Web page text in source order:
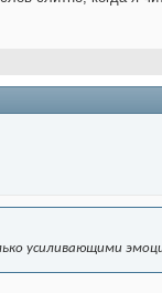
усиливающими